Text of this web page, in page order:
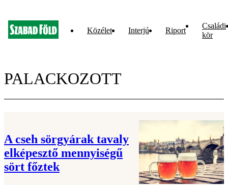
Közélet Interjú Riport
Családi
kör
PALACKOZOTT
A cseh sörgyárak tavaly
elképesztő mennyiségű
sört főztek